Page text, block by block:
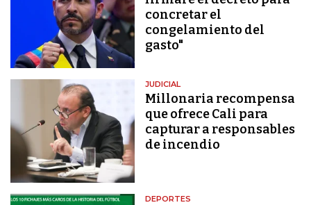
concretar el
congelamiento del
gasto"
JUDICIAL
Millonaria recompensa
que ofrece Cali para
capturar a responsables
de incendio
DEPORTES